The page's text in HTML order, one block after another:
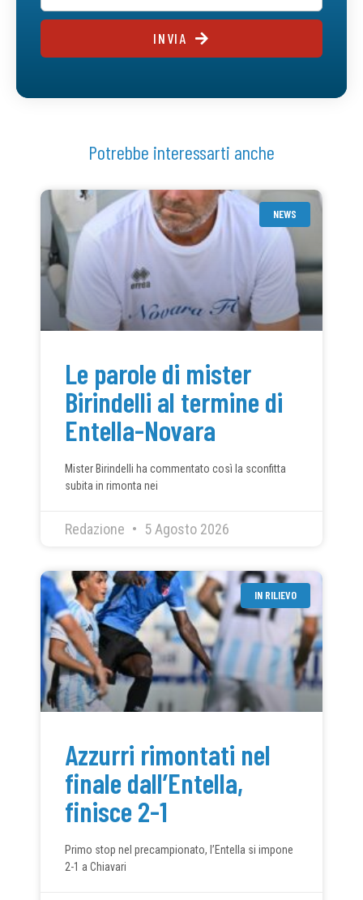
INVIA
Potrebbe interessarti anche
NEWS
Le parole di mister
Birindelli al termine di
Entella-Novara
Mister Birindelli ha commentato così la sconfitta
subita in rimonta nei
Redazione 5 Agosto 2026
IN RILIEVO
Azzurri rimontati nel
finale dall’Entella,
finisce 2-1
Primo stop nel precampionato, l’Entella si impone
2-1 a Chiavari